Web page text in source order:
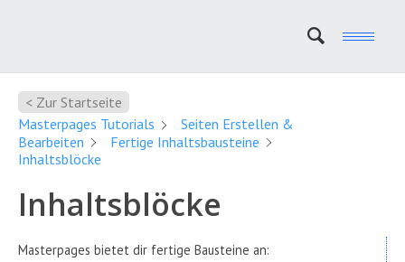
< Zur Startseite
Masterpages Tutorials
Seiten Erstellen &
Bearbeiten
Fertige Inhaltsbausteine
Inhaltsblöcke
Inhaltsblöcke
Masterpages bietet dir fertige Bausteine an: